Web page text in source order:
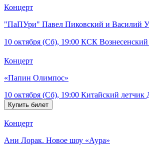
Концерт
"ПаПУри" Павел Пиковский и Василий
10 октября (Сб), 19:00 КСК Вознесенский
Концерт
«Папин Олимпос»
10 октября (Сб), 19:00 Китайский летчик
Концерт
Ани Лорак. Новое шоу «Аура»